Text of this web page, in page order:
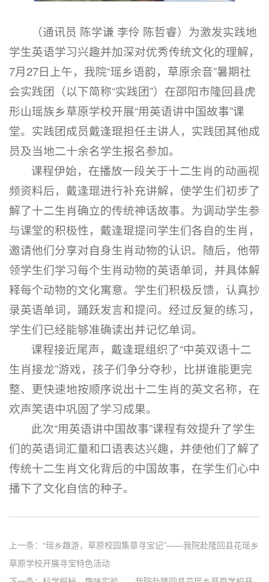
（通讯员 陈学谦 李伶 陈哲睿）为激发实践地
学生英语学习兴趣并加深对优秀传统文化的理解，
7月27日上午，我院“瑶乡语韵，草原余音”暑期社
会实践团（以下简称“实践团”）在邵阳市隆回县虎
形山瑶族乡草原学校开展“用英语讲中国故事”课
堂。实践团成员戴逢琨担任主讲人，实践团其他成
员及当地二十余名学生报名参加。
课程伊始，在播放一段关于十二生肖的动画视
频资料后，戴逢琨进行补充讲解，使学生们初步了
解了十二生肖确立的传统神话故事。为调动学生参
与课堂的积极性，戴逢琨提问学生们各自的生肖，
邀请他们分享对自身生肖动物的认识。随后，他带
领学生们学习每个生肖动物的英语单词，并具体解
释每个动物的文化寓意。学生们积极反馈，认真抄
录英语单词，踊跃发言和提问。经过反复的练习，
学生们已经能够准确读出并记忆单词。
课程接近尾声，戴逢琨组织了“中英双语十二
生肖接龙”游戏，孩子们争分夺秒，比拼谁能更完
整、更快速地按顺序说出十二生肖的英文名称，在
欢声笑语中巩固了学习成果。
此次“用英语讲中国故事”课程有效提升了学生
们的英语词汇量和口语表达兴趣，并使他们了解了
传统十二生肖文化背后的中国故事，在学生们心中
播下了文化自信的种子。
上一条： “瑶乡趣游，草原校园集章寻宝记”——我院赴隆回县花瑶乡
草原学校开展寻宝特色活动